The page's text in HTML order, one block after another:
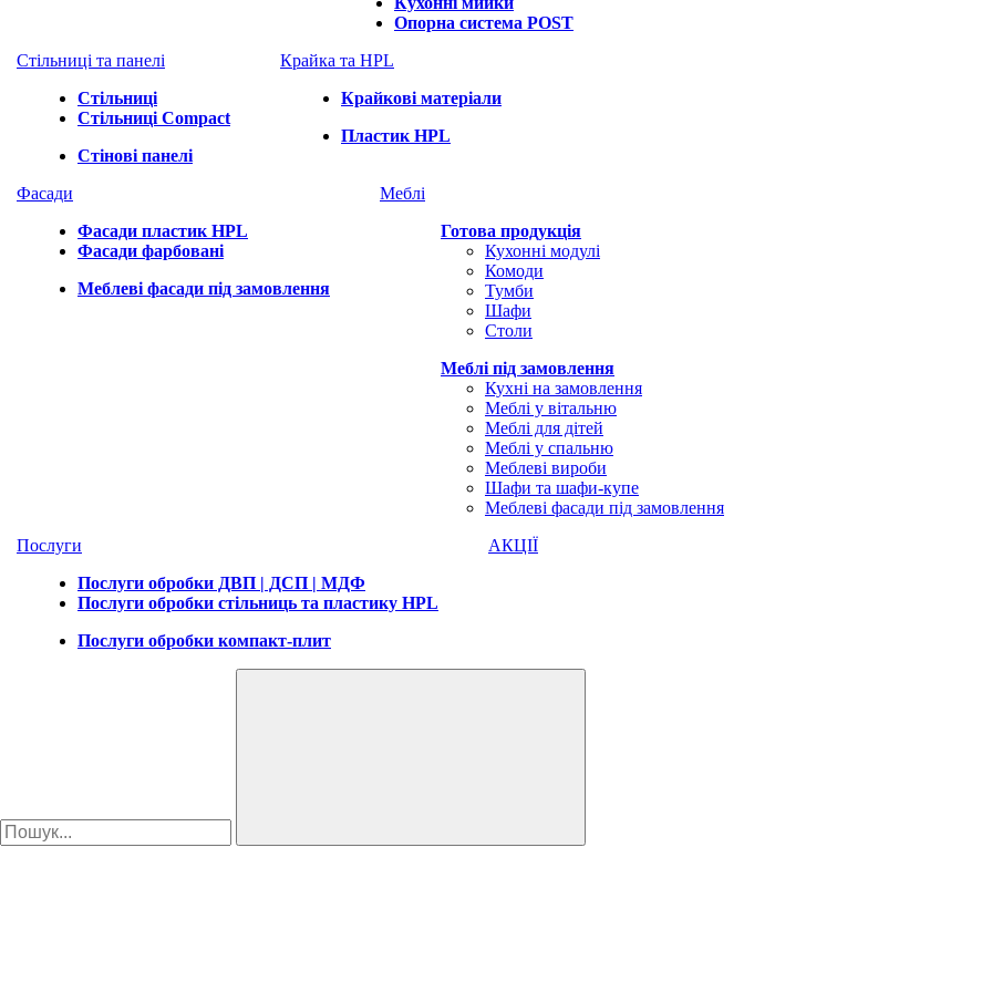
Опорна система POST
Стільниці та панелі
Стільниці
Стільниці Compact
Стінові панелі
Крайка та HPL
Крайкові матеріали
Пластик HPL
Фасади
Фасади пластик HPL
Фасади фарбовані
Меблеві фасади під замовлення
Меблі
Готова продукція
Кухонні модулі
Комоди
Тумби
Шафи
Столи
Меблі під замовлення
Кухні на замовлення
Меблі у вітальню
Меблі для дітей
Меблі у спальню
Меблеві вироби
Шафи та шафи-купе
Меблеві фасади під замовлення
Послуги
Послуги обробки ДВП | ДСП | МДФ
Послуги обробки стільниць та пластику HPL
Послуги обробки компакт-плит
АКЦІЇ